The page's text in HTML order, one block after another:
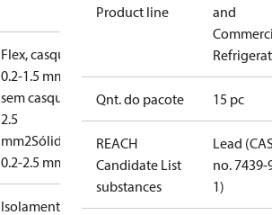
Flex, casquilhos:
0.2-1.5 mm2
Flex,
sem casquilhos: 0.2-
2.5
mm2Sólido/torcido:
0.2-2.5 mm2
Isolamento:
Product line
and
Qnt. do pacote 15 pc
REACH
Candidate List
substances
Lead
no. 7439-
1)